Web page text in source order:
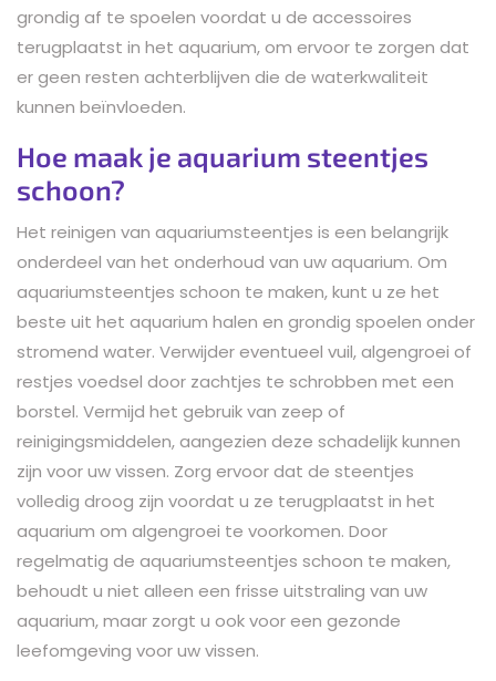
grondig af te spoelen voordat u de accessoires
terugplaatst in het aquarium, om ervoor te zorgen dat
er geen resten achterblijven die de waterkwaliteit
kunnen beïnvloeden.
Hoe maak je aquarium steentjes
schoon?
Het reinigen van aquariumsteentjes is een belangrijk
onderdeel van het onderhoud van uw aquarium. Om
aquariumsteentjes schoon te maken, kunt u ze het
beste uit het aquarium halen en grondig spoelen onder
stromend water. Verwijder eventueel vuil, algengroei of
restjes voedsel door zachtjes te schrobben met een
borstel. Vermijd het gebruik van zeep of
reinigingsmiddelen, aangezien deze schadelijk kunnen
zijn voor uw vissen. Zorg ervoor dat de steentjes
volledig droog zijn voordat u ze terugplaatst in het
aquarium om algengroei te voorkomen. Door
regelmatig de aquariumsteentjes schoon te maken,
behoudt u niet alleen een frisse uitstraling van uw
aquarium, maar zorgt u ook voor een gezonde
leefomgeving voor uw vissen.